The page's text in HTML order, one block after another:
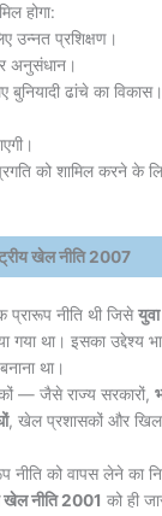
होगा:
उन्नत प्रशिक्षण।
अनुसंधान।
ढांचे का विकास।
को शामिल करने के
खेल नीति 2007
प्रारूप नीति थी जिसे
गया था। इसका
था।
— जैसे राज्य सरकारों,
, खेल प्रशासकों और
नीति को वापस लेने का
खेल नीति 2001 को ही